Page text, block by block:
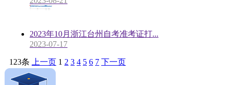
2023年10月浙江台州自考准考证打...
2023-07-17
123条 上一页 1 2 3 4 5 6 7 下一页